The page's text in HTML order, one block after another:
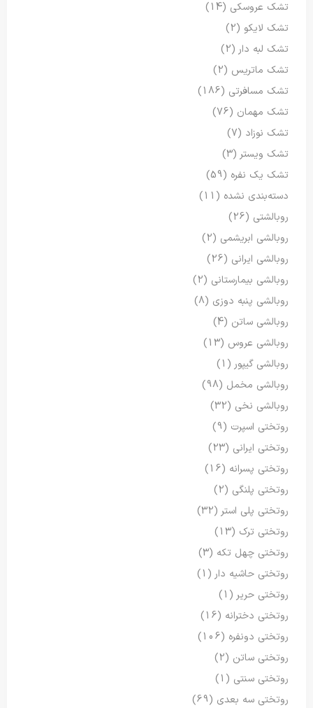
تشک عروسکی (14)
تشک لایکو (2)
تشک لبه دار (2)
تشک ماتریس (2)
تشک مسافرتی (186)
تشک مهمان (76)
تشک نوزاد (7)
تشک ویستر (3)
تشک یک نفره (59)
دسته‌بندی نشده (11)
روبالشتی (26)
روبالشی ابریشمی (2)
روبالشی ایرانی (26)
روبالشی بیمارستانی (2)
روبالشی پنبه دوزی (8)
روبالشی ساتن (4)
روبالشی عروس (13)
روبالشی گیپور (1)
روبالشی مخمل (98)
روبالشی نخی (32)
روتختی اسپرت (9)
روتختی ایرانی (23)
روتختی پسرانه (16)
روتختی پلنگی (2)
روتختی پلی استر (32)
روتختی ترک (13)
روتختی چهل تکه (3)
روتختی حاشیه دار (1)
روتختی حریر (1)
روتختی دخترانه (16)
روتختی دونفره (106)
روتختی ساتن (2)
روتختی سنتی (1)
روتختی سه بعدی (69)